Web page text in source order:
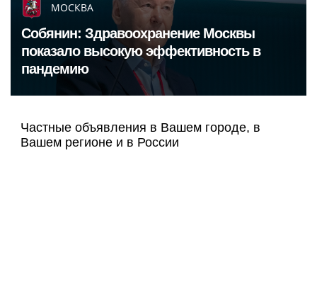
МОСКВА
Собянин: Здравоохранение Москвы
показало высокую эффективность в
пандемию
Частные объявления в Вашем городе, в
Вашем регионе и в России